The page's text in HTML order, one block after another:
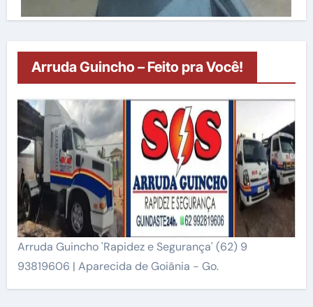
Arruda Guincho – Feito pra Você!
Arruda Guincho 'Rapidez e Segurança' (62) 9
93819606 | Aparecida de Goiânia - Go.